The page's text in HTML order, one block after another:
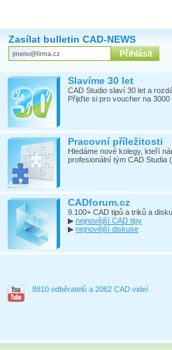
Zasílat bulletin CAD-NEWS
Slavíme 30 let
CAD Studio slaví 30 let a
Přijďte si pro voucher na 3000
Pracovní příležitosti
Hledáme nové kolegy, kteří
profesionální tým CAD Studia
CADforum.cz
9.100+ CAD tipů a triků a
▶ nejnovější CAD tipy
▶ nejnovější diskuse
8810 odběratelů a 2062 CAD videí